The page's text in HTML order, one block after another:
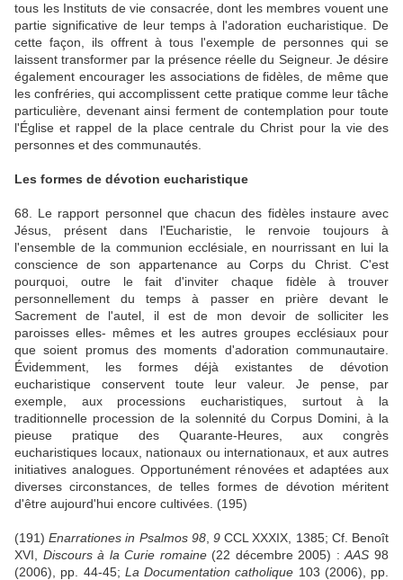
tous les Instituts de vie consacrée, dont les membres vouent une
partie significative de leur temps à l'adoration eucharistique. De
cette façon, ils offrent à tous l'exemple de personnes qui se
laissent transformer par la présence réelle du Seigneur. Je désire
également encourager les associations de fidèles, de même que
les confréries, qui accomplissent cette pratique comme leur tâche
particulière, devenant ainsi ferment de contemplation pour toute
l'Église et rappel de la place centrale du Christ pour la vie des
personnes et des communautés.
Les formes de dévotion eucharistique
68. Le rapport personnel que chacun des fidèles instaure avec
Jésus, présent dans l'Eucharistie, le renvoie toujours à
l'ensemble de la communion ecclésiale, en nourrissant en lui la
conscience de son appartenance au Corps du Christ. C'est
pourquoi, outre le fait d'inviter chaque fidèle à trouver
personnellement du temps à passer en prière devant le
Sacrement de l'autel, il est de mon devoir de solliciter les
paroisses elles- mêmes et les autres groupes ecclésiaux pour
que soient promus des moments d'adoration communautaire.
Évidemment, les formes déjà existantes de dévotion
eucharistique conservent toute leur valeur. Je pense, par
exemple, aux processions eucharistiques, surtout à la
traditionnelle procession de la solennité du Corpus Domini, à la
pieuse pratique des Quarante-Heures, aux congrès
eucharistiques locaux, nationaux ou internationaux, et aux autres
initiatives analogues. Opportunément rénovées et adaptées aux
diverses circonstances, de telles formes de dévotion méritent
d'être aujourd'hui encore cultivées. (195)
(191)Enarrationes in Psalmos 98,9CCL XXXIX, 1385; Cf. Benoît
XVI, Discours à la Curie romaine(22 décembre 2005) :AAS 98
(2006), pp. 44-45; La Documentation catholique 103 (2006), pp.